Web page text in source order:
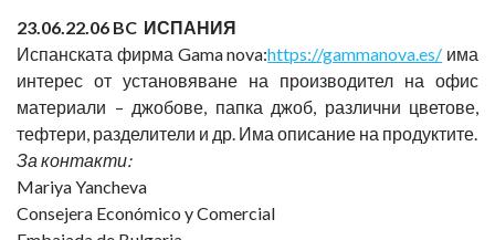
23.06.22.06 BC ИСПАНИЯ
Испанската фирма Gama nova:https://gammanova.es/ има
интерес от установяване на производител на офис
материали – джобове, папка джоб, различни цветове,
тефтери, разделители и др. Има описание на продуктите.
За контакти:
Mariya Yancheva
Consejera Económico y Comercial